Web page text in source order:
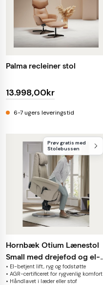
Palma recleiner stol
13.998,00kr
6-7 ugers leveringstid
Prøv gratis med
Stolebussen
Hornbæk Otium Lænestol
Small med drejefod og el-
betjent lift
• El-betjent lift, ryg og fodstøtte
• AGR-certificeret for rygvenlig komfort
• Håndlavet i læder eller stof